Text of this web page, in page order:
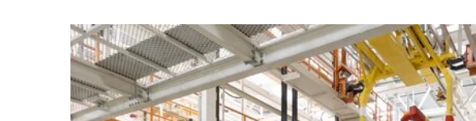
05 marca 2026
Przyszłość budownictwa mieszkaniowego:
trendy i innowacje w nowoczesnych